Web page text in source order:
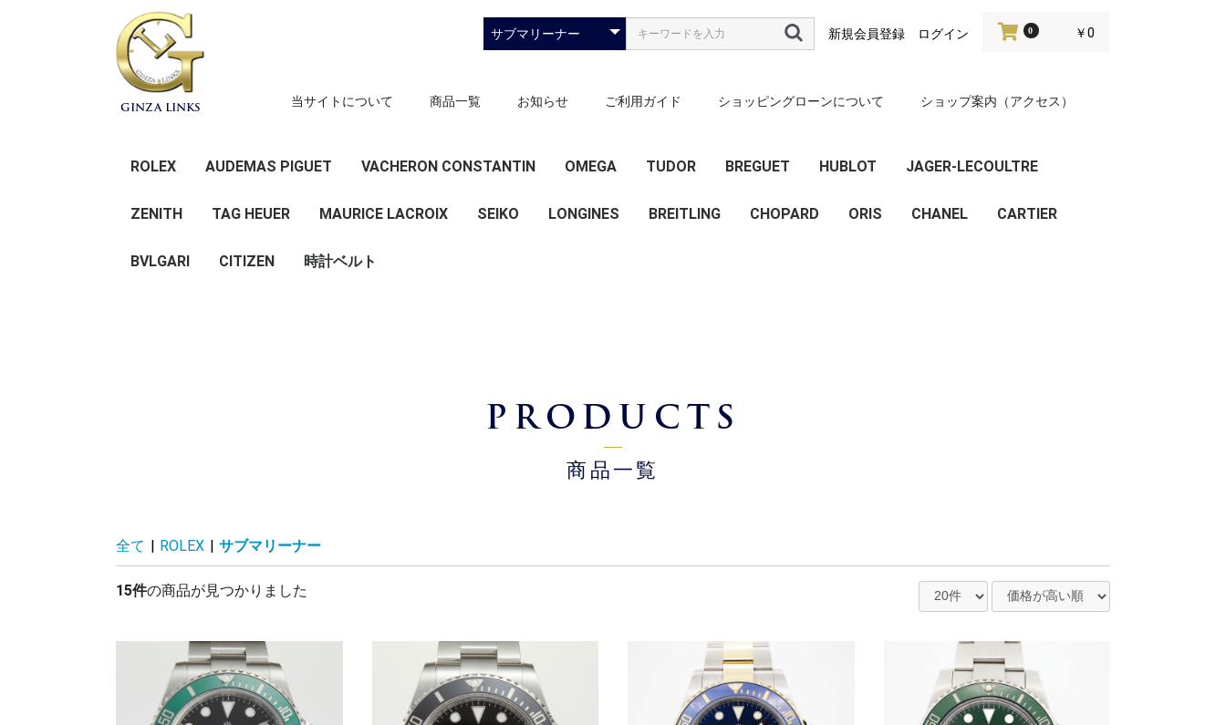
GINZA LINKS
新規会員登録 ログイン 0 ￥0
当サイトについて 商品一覧 お知らせ ご利用ガイド ショッピングローンについて ショップ案内（アクセス）
ROLEX
デイトナ
GMTマスター
サブマリーナー
シードゥエラー
エクスプローラー
スカイドゥエラー
ヨットマスター
ミルガウス
エアキング
デイデイト
デイトジャスト 41
36
31 （ボーイズ）
28 (レディース）
その他
オイスターパーペチュ
41
36
34 （ボーイズ）
31 （ボーイズ）
レディース
その他
AUDEMAS PIGUET VACHERON CONSTANTIN OMEGA
スピードマスター
シーマスター
デビル
コンステレーション
TUDOR
ブラックベイ
その他
BREGUET HUBLOT
ビッグバン
クラシックフュージョ
JAGER-LECOULTRE
ZENITH TAG HEUER MAURICE LACROIX SEIKO LONGINES BREITLING CHOPARD ORIS CHANEL CARTIER
BVLGARI CITIZEN 時計ベルト
PRODUCTS
商品一覧
全て | ROLEX | サブマリーナー
15件の商品が見つかりました